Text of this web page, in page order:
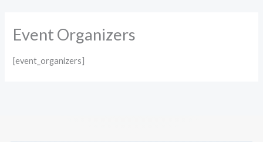
Event Organizers
[event_organizers]